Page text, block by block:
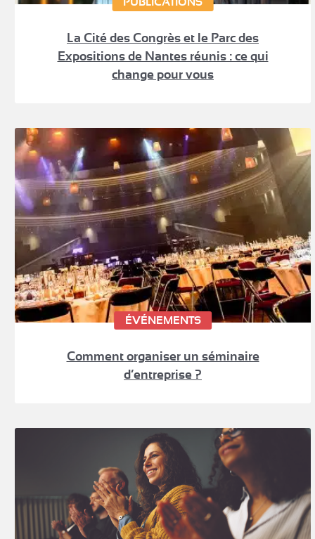
La Cité des Congrès et le Parc des
Expositions de Nantes réunis : ce qui
change pour vous
ÉVÉNEMENTS
Comment organiser un séminaire
d’entreprise ?